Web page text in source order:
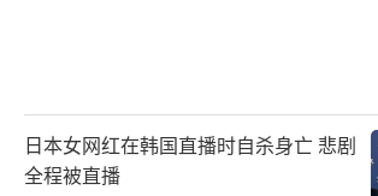
杰斐逊曾警示：“自由之树
者和暴君的鲜血来浇灌。”
日本女网红在韩国直播时自杀身亡 悲剧
全程被直播